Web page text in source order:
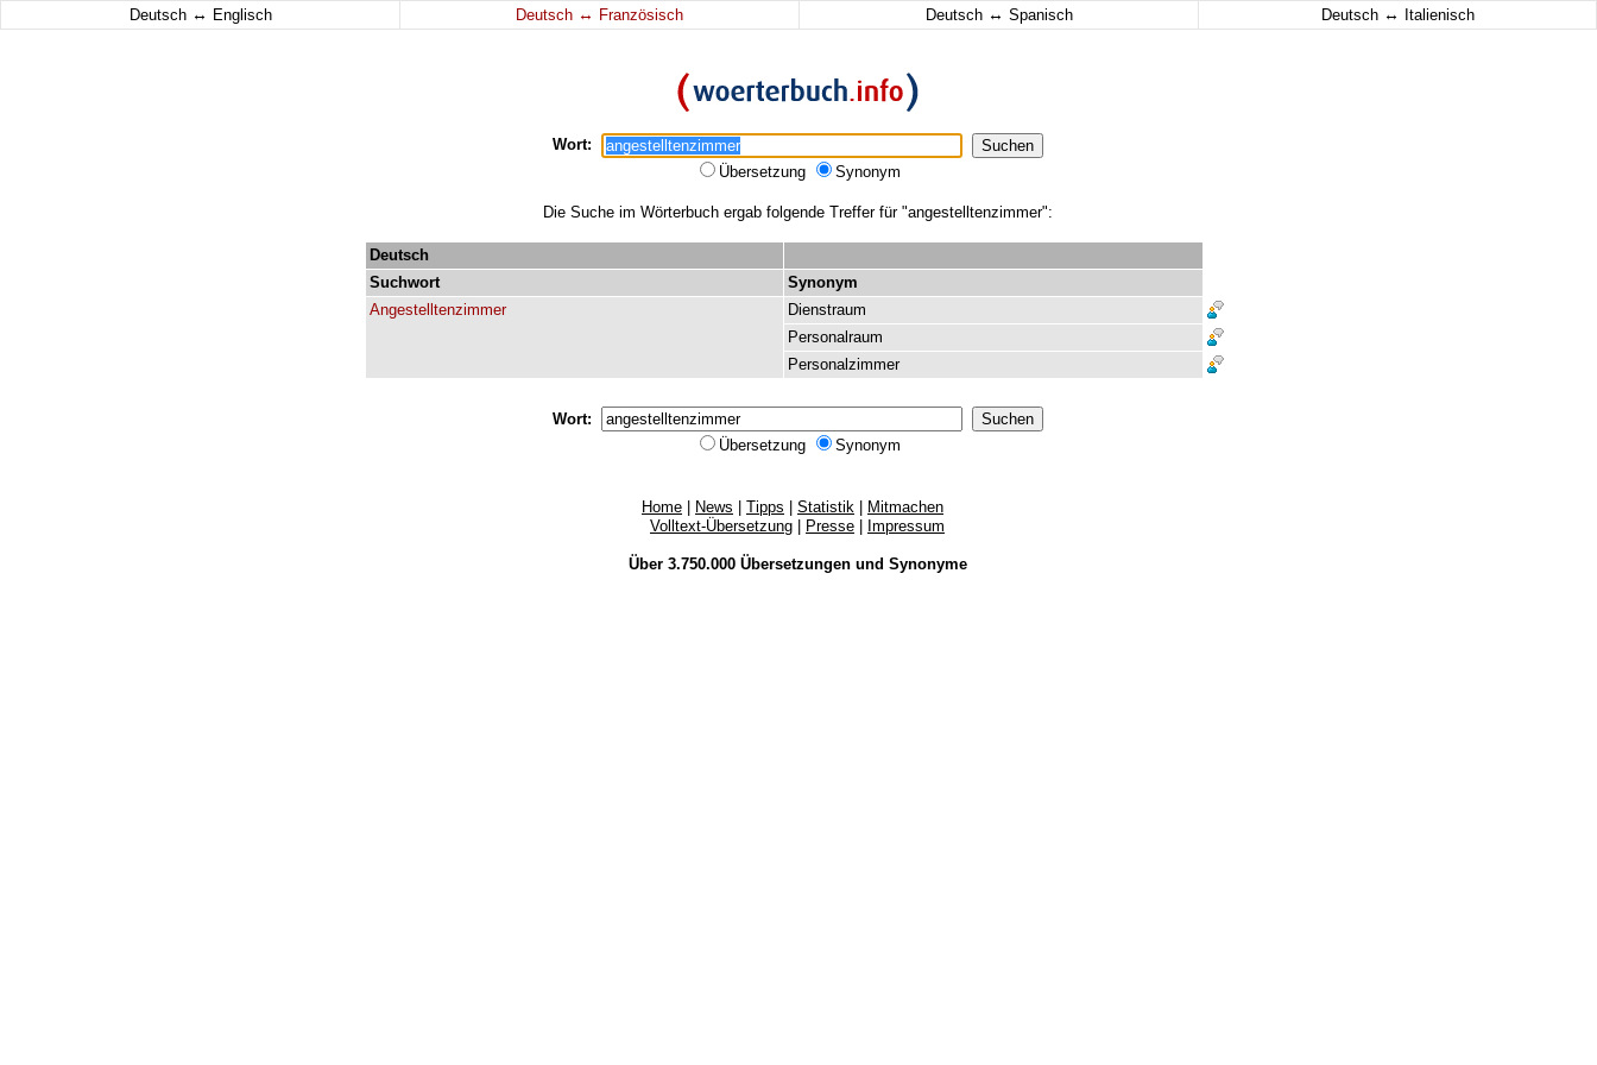
Deutsch ↔ Englisch Deutsch ↔ Französisch Deutsch ↔ Spanisch Deutsch ↔ Italienisch
Wort:
Übersetzung
Synonym
Die Suche im Wörterbuch ergab folgende Treffer für "angestelltenzimmer":
Deutsch
Suchwort
Synonym
Angestelltenzimmer
Dienstraum
Personalraum
Personalzimmer
Wort:
Übersetzung
Synonym
Home News Tipps Statistik
Mitmachen
Volltext-Übersetzung
Presse Impressum
Über 3.750.000 Übersetzungenund Synonyme